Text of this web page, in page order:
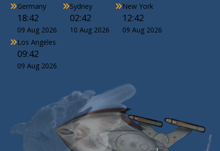
Germany
18:42
09 Aug 2026
Sydney
02:42
10 Aug 2026
New York
12:42
09 Aug 2026
Los Angeles
09:42
09 Aug 2026